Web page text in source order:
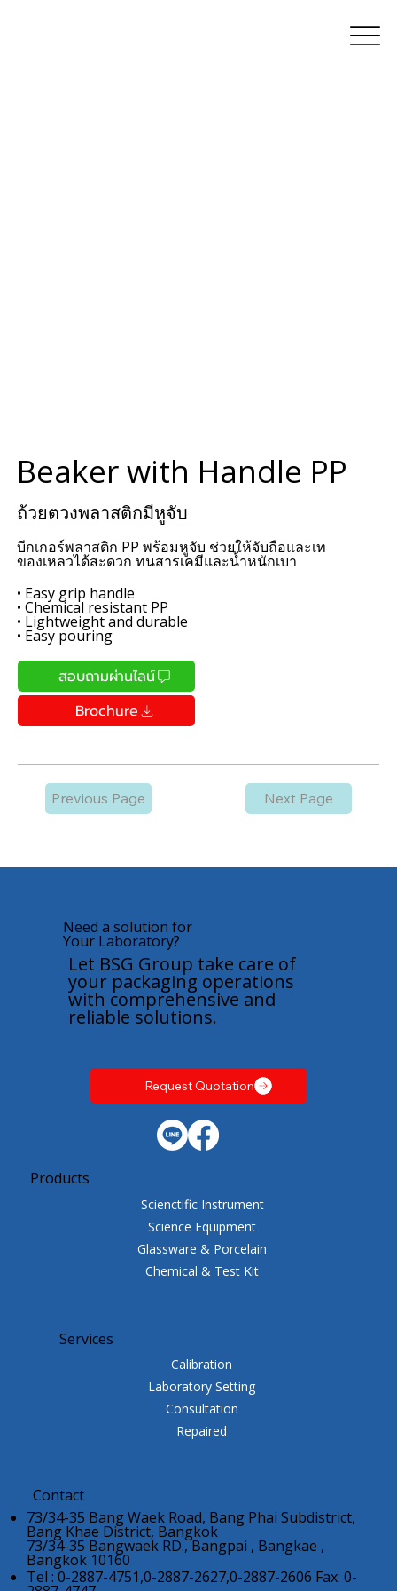
Beaker with Handle PP
ถ้วยตวงพลาสติกมีหูจับ
บีกเกอร์พลาสติก PP พร้อมหูจับ ช่วยให้จับถือและเท
ของเหลวได้สะดวก ทนสารเคมีและน้ำหนักเบา
• Easy grip handle
• Chemical resistant PP
• Lightweight and durable
• Easy pouring
สอบถามผ่านไลน์
Brochure
Previous Page Next Page
Need a solution for
Your Laboratory?
Let BSG Group take care of
your packaging operations
with comprehensive and
reliable solutions.
Request Quotation
Products
Scienctific Instrument
Science Equipment
Glassware & Porcelain
Chemical & Test Kit
Services
Calibration
Laboratory Setting
Consultation
Repaired
Contact
73/34-35 Bang Waek Road, Bang Phai Subdistrict,
Bang Khae District, Bangkok
73/34-35 Bangwaek RD., Bangpai , Bangkae ,
Bangkok 10160
Tel : 0-2887-4751,0-2887-2627,0-2887-2606 Fax: 0-